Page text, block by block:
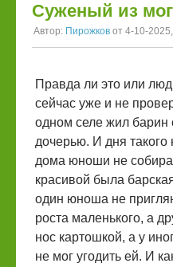
Суженый из
Автор: Пирожков от 4-10-
Правда ли это или
сейчас уже и не
одном селе жил барин
дочерью. И дня такого
дома юноши не
красивой была
один юноша не
роста маленького, а
нос картошкой, а у
не мог угодить ей. И